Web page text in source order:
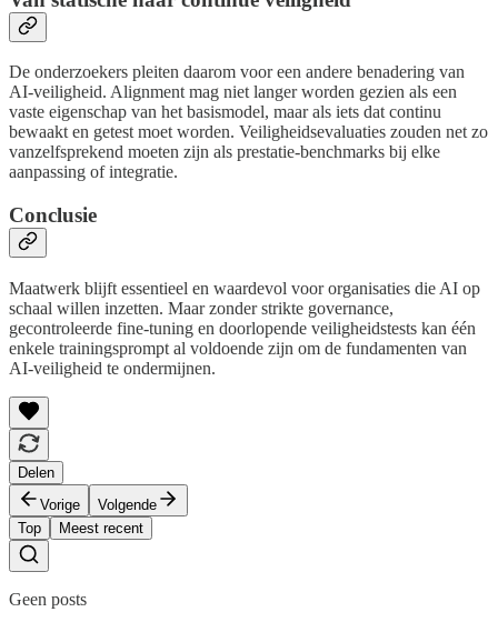
De onderzoekers pleiten daarom voor een andere benadering van
AI-veiligheid. Alignment mag niet langer worden gezien als een
vaste eigenschap van het basismodel, maar als iets dat continu
bewaakt en getest moet worden. Veiligheidsevaluaties zouden net zo
vanzelfsprekend moeten zijn als prestatie-benchmarks bij elke
aanpassing of integratie.
Conclusie
Maatwerk blijft essentieel en waardevol voor organisaties die AI op
schaal willen inzetten. Maar zonder strikte governance,
gecontroleerde fine-tuning en doorlopende veiligheidstests kan één
enkele trainingsprompt al voldoende zijn om de fundamenten van
AI-veiligheid te ondermijnen.
Delen
Vorige
Volgende
Top
Meest recent
Geen posts